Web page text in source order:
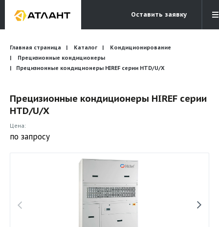
Оставить заявку
Электронная почта
info@atlantcompany.ru
Бесплатный звонок
Бренды
Каталоги
Бланки запросов
Главная страница Каталог
Кондиционирование
Прецизионные кондиционеры
Прецизионные кондиционеры HIREF серии HTD/U/X
Прецизионные кондиционеры HIREF серии
HTD/U/X
Цена:
по запросу